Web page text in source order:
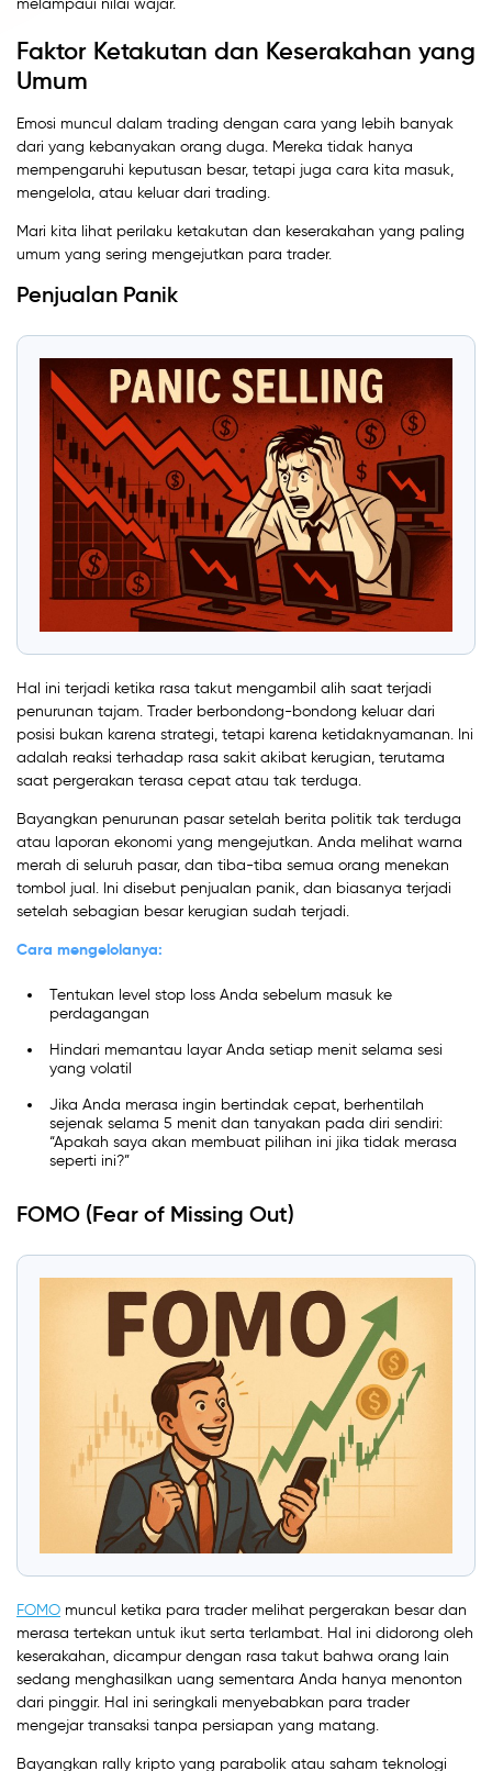
Faktor Ketakutan dan Keserakahan yang
Umum
Emosi muncul dalam trading dengan cara yang lebih banyak
dari yang kebanyakan orang duga. Mereka tidak hanya
mempengaruhi keputusan besar, tetapi juga cara kita masuk,
mengelola, atau keluar dari trading.
Mari kita lihat perilaku ketakutan dan keserakahan yang paling
umum yang sering mengejutkan para trader.
Penjualan Panik
Hal ini terjadi ketika rasa takut mengambil alih saat terjadi
penurunan tajam. Trader berbondong-bondong keluar dari
posisi bukan karena strategi, tetapi karena ketidaknyamanan. Ini
adalah reaksi terhadap rasa sakit akibat kerugian, terutama
saat pergerakan terasa cepat atau tak terduga.
Bayangkan penurunan pasar setelah berita politik tak terduga
atau laporan ekonomi yang mengejutkan. Anda melihat warna
merah di seluruh pasar, dan tiba-tiba semua orang menekan
tombol jual. Ini disebut penjualan panik, dan biasanya terjadi
setelah sebagian besar kerugian sudah terjadi.
Cara mengelolanya:
Tentukan level stop loss Anda sebelum masuk ke
perdagangan
Hindari memantau layar Anda setiap menit selama sesi
yang volatil
Jika Anda merasa ingin bertindak cepat, berhentilah
sejenak selama 5 menit dan tanyakan pada diri sendiri:
“Apakah saya akan membuat pilihan ini jika tidak merasa
seperti ini?”
FOMO (Fear of Missing Out)
FOMO muncul ketika para trader melihat pergerakan besar dan
merasa tertekan untuk ikut serta terlambat. Hal ini didorong oleh
keserakahan, dicampur dengan rasa takut bahwa orang lain
sedang menghasilkan uang sementara Anda hanya menonton
dari pinggir. Hal ini seringkali menyebabkan para trader
mengejar transaksi tanpa persiapan yang matang.
Bayangkan rally kripto yang parabolik atau saham teknologi